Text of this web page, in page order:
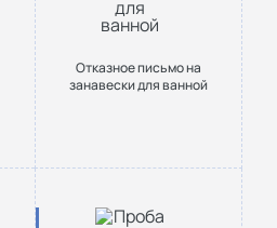
Отказное письмо на
занавески для ванной